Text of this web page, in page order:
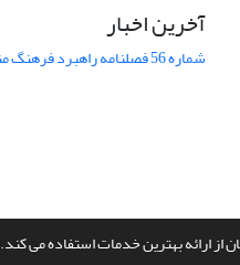
از ارائه بهترین خدمات استفاده می کند.
آخرین اخبار
شماره 56 فصلنامه راهبرد فرهنگ منتشر شد
و پیاده سازی ازسیناوب